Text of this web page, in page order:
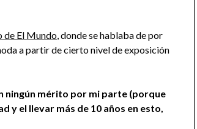
de El Mundo , donde se hablaba de por
a partir de cierto nivel de exposición
ningún mérito por mi parte (porque
y el llevar más de 10 años en esto,